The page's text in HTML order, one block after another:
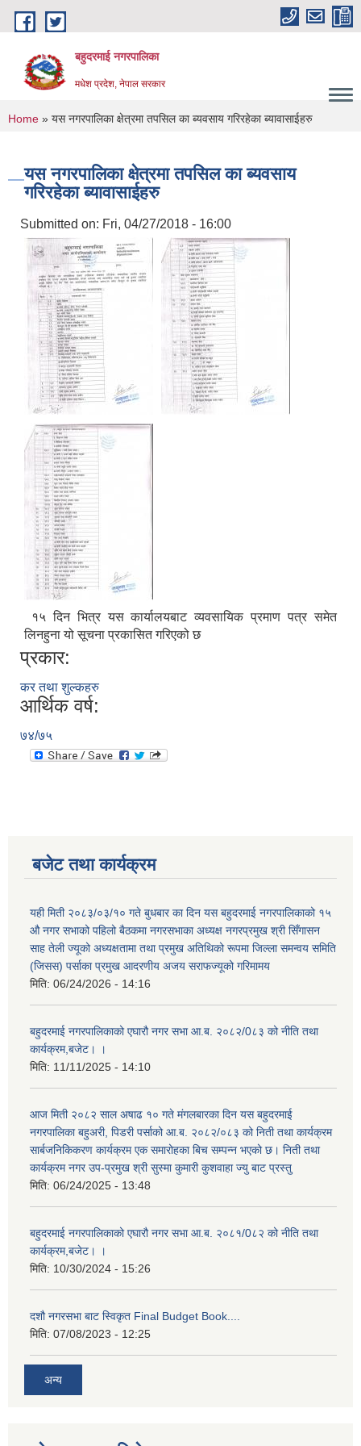
Skip to main content
बहुदरमाई नगरपालिका
मधेश प्रदेश, नेपाल सरकार
You are here
Home » यस नगरपालिका क्षेत्रमा तपसिल का ब्यवसाय गरिरहेका ब्यावासाईहरु
यस नगरपालिका क्षेत्रमा तपसिल का ब्यवसाय
गरिरहेका ब्यावासाईहरु
Submitted on: Fri, 04/27/2018 - 16:00
१५ दिन भित्र यस कार्यालयबाट व्यवसायिक प्रमाण पत्र समेत
लिनहुना यो सूचना प्रकासित गरिएको छ
प्रकार:
कर तथा शुल्कहरु
आर्थिक वर्ष:
७४/७५
बजेट तथा कार्यक्रम
यही मिती २०८३/०३/१० गते बुधबार का दिन यस बहुदरमाई नगरपालिकाको १५
औ नगर सभाको पहिलो बैठकमा नगरसभाका अध्यक्ष नगरप्रमुख श्री सिँगासन
साह तेली ज्यूको अध्यक्षतामा तथा प्रमुख अतिथिको रूपमा जिल्ला समन्वय समिति
(जिसस) पर्साका प्रमुख आदरणीय अजय सराफज्यूको गरिमामय
मिति: 06/24/2026 - 14:16
बहुदरमाई नगरपालिकाको एघारौ नगर सभा आ.ब. २०८२/0८३ को नीति तथा
कार्यक्रम,बजेट। ।
मिति: 11/11/2025 - 14:10
आज मिती २०८२ साल अषाढ १० गते मंगलबारका दिन यस बहुदरमाई
नगरपालिका बहुअरी, पिडरी पर्साको आ.ब. २०८२/०८३ को निती तथा कार्यक्रम
सार्बजनिकिकरण कार्यक्रम एक समारोहका बिच सम्पन्न भएको छ। निती तथा
कार्यक्रम नगर उप-प्रमुख श्री सुस्मा कुमारी कुशवाहा ज्यु बाट प्रस्तु
मिति: 06/24/2025 - 13:48
बहुदरमाई नगरपालिकाको एघारौ नगर सभा आ.ब. २०८१/0८२ को नीति तथा
कार्यक्रम,बजेट। ।
मिति: 10/30/2024 - 15:26
दशौ नगरसभा बाट स्विकृत Final Budget Book....
मिति: 07/08/2023 - 12:25
अन्य